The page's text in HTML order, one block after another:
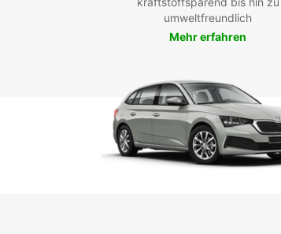
umweltfreundlich
Mehr erfahren